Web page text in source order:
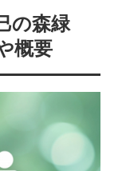
の森緑
概要